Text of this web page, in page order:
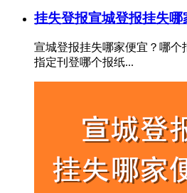
挂失登报宣城登报挂失哪
宣城登报挂失哪家便宜？哪
指定刊登哪个报纸...